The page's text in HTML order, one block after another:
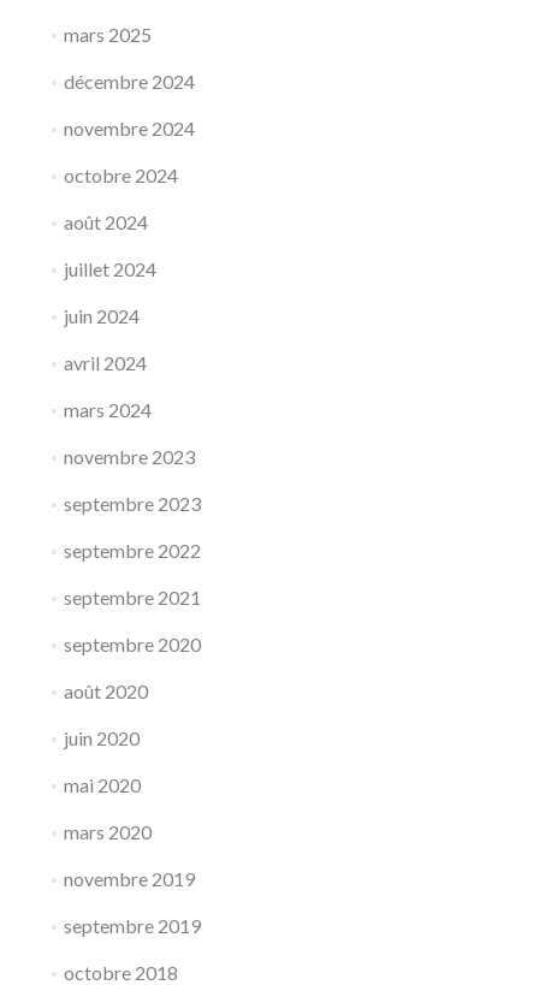
mars 2025
décembre 2024
novembre 2024
octobre 2024
août 2024
juillet 2024
juin 2024
avril 2024
mars 2024
novembre 2023
septembre 2023
septembre 2022
septembre 2021
septembre 2020
août 2020
juin 2020
mai 2020
mars 2020
novembre 2019
septembre 2019
octobre 2018